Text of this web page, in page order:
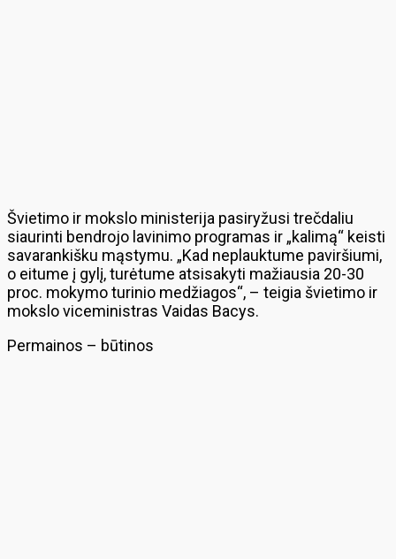
Švietimo ir mokslo ministerija pasiryžusi trečdaliu
siaurinti bendrojo lavinimo programas ir „kalimą“ keisti
savarankišku mąstymu. „Kad neplauktume paviršiumi,
o eitume į gylį, turėtume atsisakyti mažiausia 20-30
proc. mokymo turinio medžiagos“, – teigia švietimo ir
mokslo viceministras Vaidas Bacys.
Permainos – būtinos